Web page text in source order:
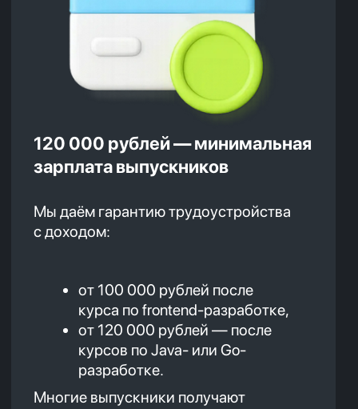
направления MQA отсутствует.
Хочешь стать разработчиком
консультацию!🔥
+7
Направление
Нажимая на кнопку, я соглашаюсь с
Политикой конфиденциальности
Kata Academy